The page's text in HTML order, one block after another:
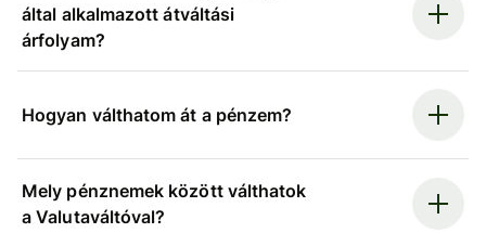
által alkalmazott átváltási
árfolyam?
Hogyan válthatom át a pénzem?
Mely pénznemek között válthatok
a Valutaváltóval?